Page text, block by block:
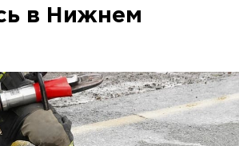
в Нижнем